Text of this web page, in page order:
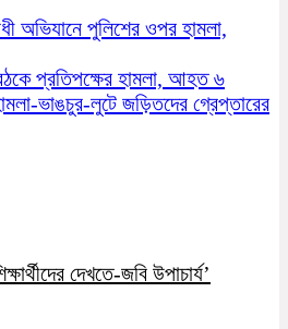
অভিযানে পুলিশের ওপর হামলা,
প্রতিপক্ষের হামলা, আহত ৬
ভাঙচুর-লুটে জড়িতদের গ্রেপ্তারের
দেখতে-জবি উপাচার্য’